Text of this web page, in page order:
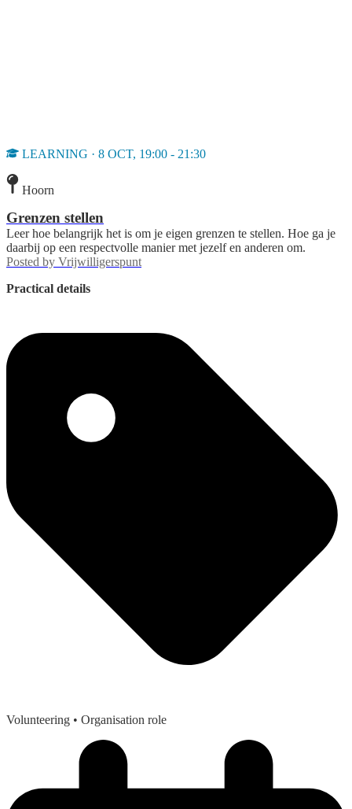
LEARNING · 8 OCT, 19:00 - 21:30
Hoorn
Grenzen stellen
Leer hoe belangrijk het is om je eigen grenzen te stellen. Hoe ga je
daarbij op een respectvolle manier met jezelf en anderen om.
Posted by Vrijwilligerspunt
Practical details
Volunteering • Organisation role